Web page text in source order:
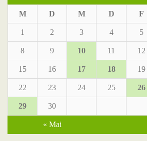
M D M D F
1 2 3 4 5
8 9 10 11 12
15 16 17 18 19
22 23 24 25 26
29 30
« Mai